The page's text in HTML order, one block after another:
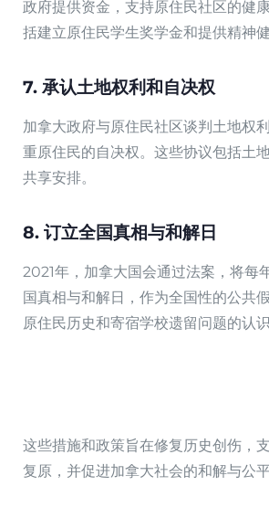
政府提供资金，支持原住民社区的健
括建立原住民学生奖学金和提供精神健
7. 承认土地权利和自决权
加拿大政府与原住民社区谈判土地权
重原住民的自决权。这些协议包括土
共享安排。
8. 订立全国真相与和解日
2021年，加拿大国会通过法案，将每
国真相与和解日，作为全国性的公共
原住民历史和寄宿学校遗留问题的认识
这些措施和政策旨在修复历史创伤，
复原，并促进加拿大社会的和解与公平